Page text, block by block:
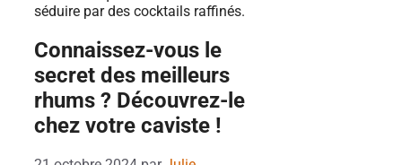
Connaissez-vous le
secret des meilleurs
rhums ? Découvrez-le
chez votre caviste !